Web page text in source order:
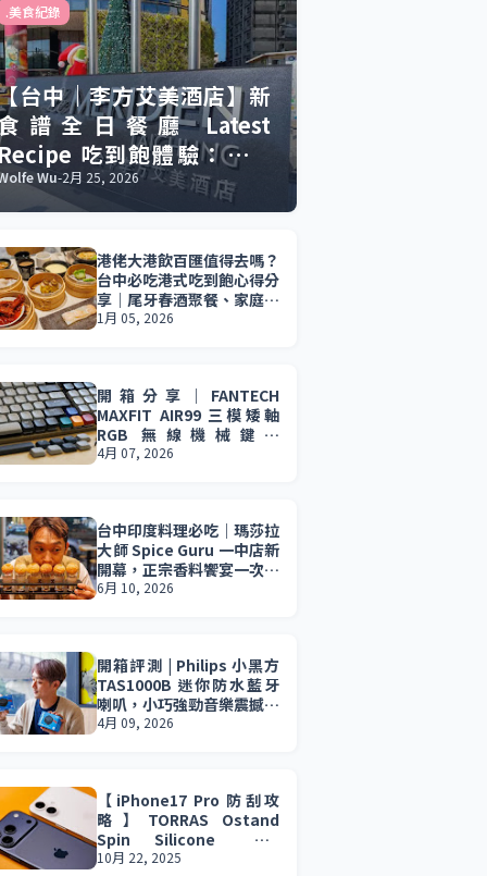
.美食紀錄
台中｜李方艾美酒店】新
譜全日餐廳 Latest
吃到飽體驗：慶生
餐的美食與驚喜。
Wu-2月 25, 2026
港佬大港飲百匯值得去嗎？
台中必吃港式吃到飽心得分
享｜尾牙春酒聚餐、家庭聚
會首選。
1月 05, 2026
開箱分享｜FANTECH
MAXFIT AIR99 三模矮軸
RGB 無線機械鍵盤
(MK916) 輕薄設計 × 三模
4月 07, 2026
台中印度料理必吃｜瑪莎拉
大師 Spice Guru 一中店新
開幕，正宗香料饗宴一次滿
足，印度料理控必收藏。
6月 10, 2026
開箱評測 | Philips 小黑方
TAS1000B 迷你防水藍牙
喇叭，小巧強勁音樂震撼無
所不在。小資族 2026 最值
4月 09, 2026
【iPhone17 Pro 防刮攻
略】TORRAS Ostand
Spin Silicone、R
Fitness 完美支架殼開箱推
10月 22, 2025